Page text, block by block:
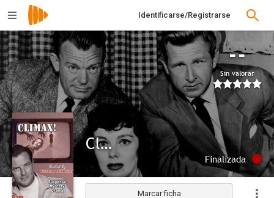
Identificarse/Registrarse
--
Sin valorar
Climax!
Finalizada
Marcar ficha